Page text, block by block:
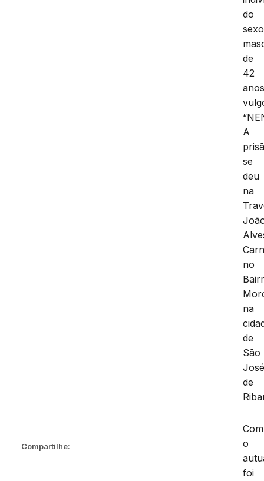
Compartilhe:
do
sexo
de
42
A
se
deu
na
no
na
de
São
de
Com
o
foi